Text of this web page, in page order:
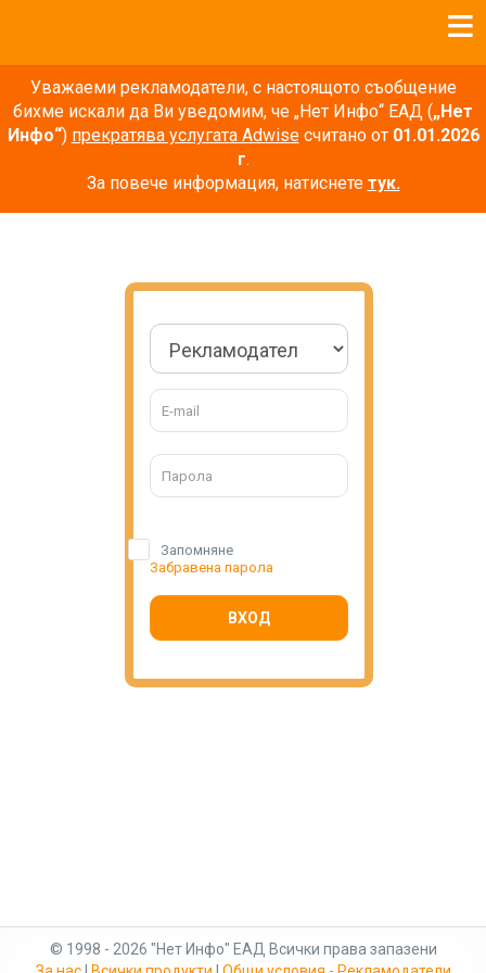
Уважаеми рекламодатели, с настоящото съобщение
бихме искали да Ви уведомим, че „Нет Инфо“ ЕАД („Нет
Инфо“) прекратява услугата Adwiseсчитано от 01.01.2026
г.
За повече информация, натиснете тук.
Запомняне
Забравена парола
ВХОД
© 1998 - 2026 "Нет Инфо" ЕАД Всички права запазени